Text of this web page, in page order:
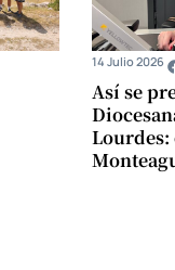
Así se
Lourdes:
14 Julio 2026